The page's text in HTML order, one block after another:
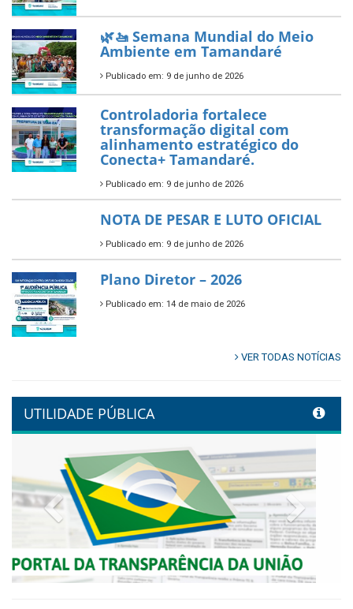
novos investimentos para
fortalecer a saúde pública do
município.
Publicado em: 10 de junho de 2026
Prefeitura de Tamandaré abre
inscrições para o Festival
Multicultural PNAB 2026
Publicado em: 9 de junho de 2026
🌳🌱 Projeto Arborização Urbana!
Publicado em: 9 de junho de 2026
🌿🚤 Semana Mundial do Meio
Ambiente em Tamandaré
alinhamento estratégico do
Conecta+ Tamandaré.
NOTA DE PESAR E LUTO OFICIAL
Publicado em: 9 de junho de 2026
Plano Diretor – 2026
Publicado em: 14 de maio de 2026